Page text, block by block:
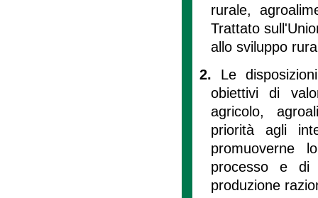
rurale,
Trattato
allo sviluppo
2. Le
obiettivi di
agricolo,
priorità agli
promuoverne
processo e di
produzione